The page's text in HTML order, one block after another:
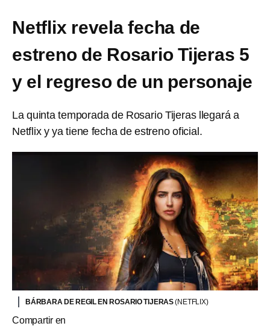
Netflix revela fecha de
estreno de Rosario Tijeras 5
y el regreso de un personaje
La quinta temporada de Rosario Tijeras llegará a
Netflix y ya tiene fecha de estreno oficial.
BÁRBARA DE REGIL EN ROSARIO TIJERAS(NETFLIX)
Compartir en